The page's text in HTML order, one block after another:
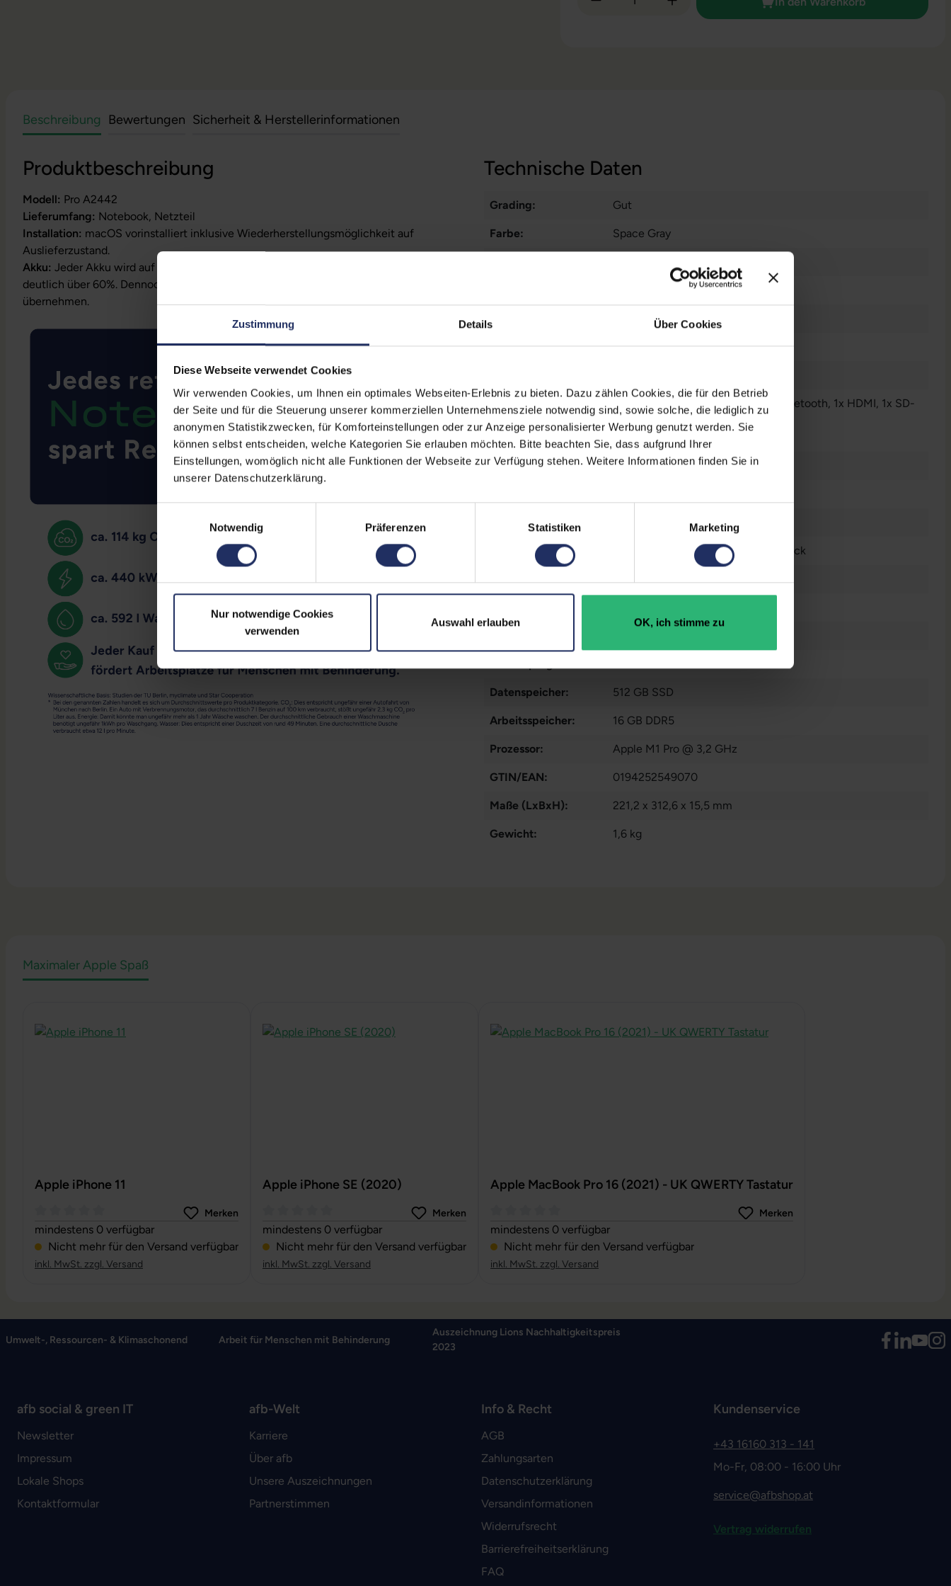
Zustimmung Details Über Cookies
Diese Webseite verwendet Cookies
Wir verwenden Cookies, um Ihnen ein optimales Webseiten-Erlebnis zu bieten. Dazu zählen Cookies, die für den Betrieb
der Seite und für die Steuerung unserer kommerziellen Unternehmensziele notwendig sind, sowie solche, die lediglich zu
anonymen Statistikzwecken, für Komforteinstellungen oder zur Anzeige personalisierter Werbung genutzt werden. Sie
können selbst entscheiden, welche Kategorien Sie erlauben möchten. Bitte beachten Sie, dass aufgrund Ihrer
Einstellungen, womöglich nicht alle Funktionen der Webseite zur Verfügung stehen. Weitere Informationen finden Sie in
unserer Datenschutzerklärung.
Notwendig
Präferenzen Statistiken Marketing
Nur notwendige Cookies
verwenden
Auswahl erlauben OK, ich stimme zu
Beschreibung Bewertungen Sicherheit & Herstellerinformationen
Produktbeschreibung
Modell: Pro A2442
Lieferumfang: Notebook, Netzteil
Installation: macOS vorinstalliert inklusive Wiederherstellungsmöglichkeit auf
Auslieferzustand.
Akku: Jeder Akku wird auf Funktion geprüft. Die Akku-Kapazität liegt im Normalfall
deutlich über 60%. Dennoch können wir keine Garantieleistungen auf Akkulaufzeiten
übernehmen.
Technische Daten
Grading: Gut
Farbe: Space Gray
Glänzendes Display
Webcam: Ja
Schnittstellen: 1x Audio - Ausgang - 3.5 mm , 1x Bluetooth, 1x HDMI, 1x SD-
Kartenleser
, 3x Thunderbolt
Mehr anzeigen
Displaygröße: 14,2 Zoll
Displayauflösung:
Tastaturlayout: Deutsch (QWERTZ) ohne Ziffernblock
Onboard-Grafik: Apple M1 Pro 14‑Core GPU
Datenspeicher: 512 GB SSD
Arbeitsspeicher: 16 GB DDR5
Prozessor: Apple M1 Pro @ 3,2 GHz
GTIN/EAN: 0194252549070
Maße (LxBxH): 221,2 x 312,6 x 15,5 mm
Gewicht: 1,6 kg
Maximaler Apple Spaß
Apple iPhone 11
Durchschnittliche Bewertung von 0 von 5 Sternen
Merken
mindestens 0 verfügbar
Nicht mehr für den Versand verfügbar
inkl. MwSt. zzgl. Versand
Apple iPhone SE (2020)
Durchschnittliche Bewertung von 0 von 5 Sternen
Merken
mindestens 0 verfügbar
Nicht mehr für den Versand verfügbar
inkl. MwSt. zzgl. Versand
Apple MacBook Pro 16 (2021) - UK QWERTY Tastatur
Durchschnittliche Bewertung von 0 von 5 Sternen
Merken
mindestens 0 verfügbar
Nicht mehr für den Versand verfügbar
inkl. MwSt. zzgl. Versand
Umwelt-, Ressourcen- & Klimaschonend Arbeit für Menschen mit Behinderung
Auszeichnung Lions Nachhaltigkeitspreis
2023
afb social & green IT
Newsletter
Impressum
Lokale Shops
Kontaktformular
afb-Welt
Karriere
Über afb
Unsere Auszeichnungen
Partnerstimmen
Info & Recht
AGB
Zahlungsarten
Datenschutzerklärung
Versandinformationen
Widerrufsrecht
Barrierefreiheitserklärung
FAQ
Kundenservice
+43 16160 313 - 141
Mo-Fr, 08:00 - 16:00 Uhr
service@afbshop.at
Vertrag widerrufen